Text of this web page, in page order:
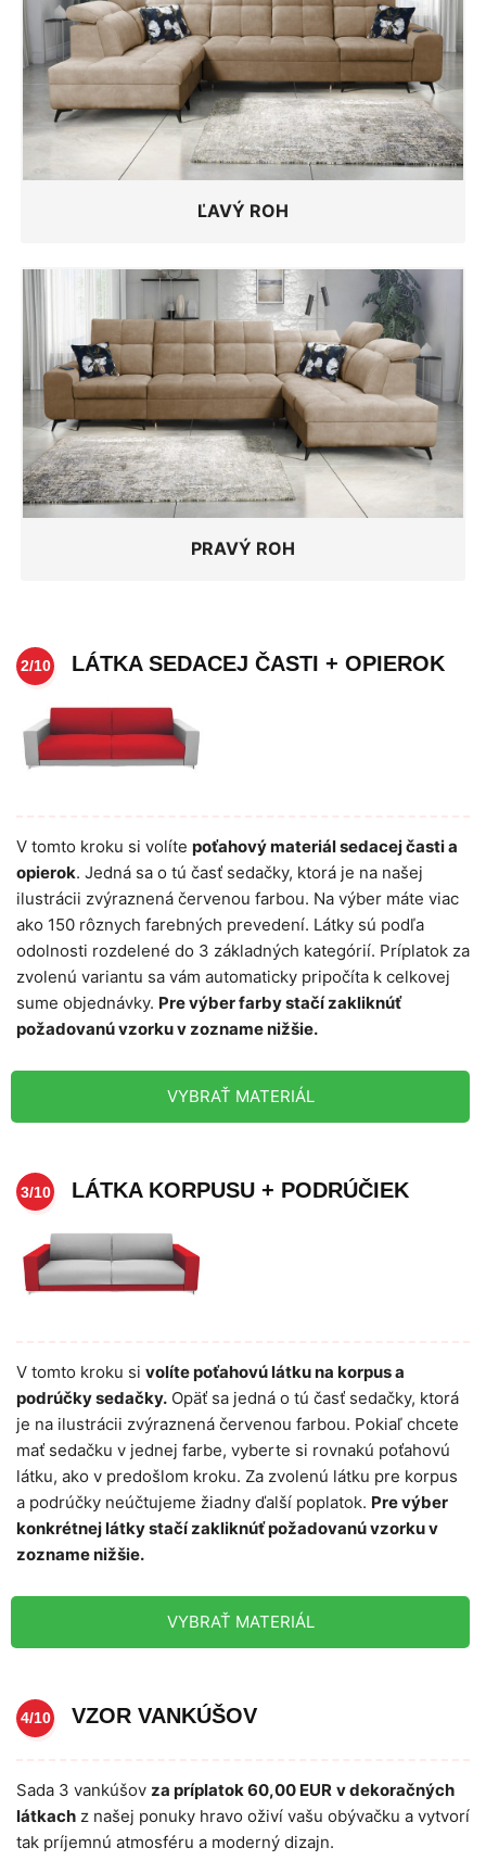
ĽAVÝ ROH
PRAVÝ ROH
2/10 LÁTKA SEDACEJ ČASTI + OPIEROK
V tomto kroku si volíte poťahový materiál sedacej časti a
opierok. Jedná sa o tú časť sedačky, ktorá je na našej
ilustrácii zvýraznená červenou farbou. Na výber máte viac
ako 150 rôznych farebných prevedení. Látky sú podľa
odolnosti rozdelené do 3 základných kategórií. Príplatok za
zvolenú variantu sa vám automaticky pripočíta k celkovej
sume objednávky. Pre výber farby stačí zakliknúť
požadovanú vzorku v zozname nižšie.
VYBRAŤ MATERIÁL
3/10 LÁTKA KORPUSU + PODRÚČIEK
V tomto kroku si volíte poťahovú látku na korpus a
podrúčky sedačky. Opäť sa jedná o tú časť sedačky, ktorá
je na ilustrácii zvýraznená červenou farbou. Pokiaľ chcete
mať sedačku v jednej farbe, vyberte si rovnakú poťahovú
látku, ako v predošlom kroku. Za zvolenú látku pre korpus
a podrúčky neúčtujeme žiadny ďalší poplatok. Pre výber
konkrétnej látky stačí zakliknúť požadovanú vzorku v
zozname nižšie.
VYBRAŤ MATERIÁL
4/10 VZOR VANKÚŠOV
Sada 3 vankúšov za príplatok 60,00 EUR v dekoračných
látkach z našej ponuky hravo oživí vašu obývačku a vytvorí
tak príjemnú atmosféru a moderný dizajn.